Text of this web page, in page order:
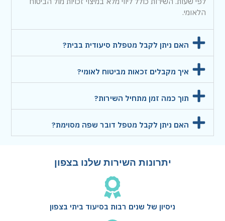
הלאומי.
האם ניתן לקבל מטפלת סיעודית בבית?
איך מקבלים זכאות מביטוח לאומי?
תוך כמה זמן מתחיל השירות?
האם ניתן לקבל מטפל דובר שפה מסוימת?
יתרונות השירות שלנו בצפון
ניסיון של שנים רבות בסיעוד ביתי בצפון